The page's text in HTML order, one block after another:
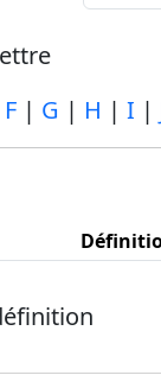
F| G | H | I |